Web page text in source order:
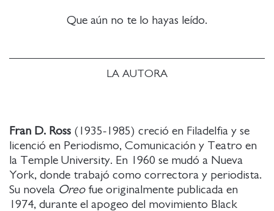
Que aún no te lo hayas leído.
LA AUTORA
Fran D. Ross (1935-1985) creció en Filadelfia y se
licenció en Periodismo, Comunicación y Teatro en
la Temple University. En 1960 se mudó a Nueva
York, donde trabajó como correctora y periodista.
Su novela Oreofue originalmente publicada en
1974, durante el apogeo del movimiento Black